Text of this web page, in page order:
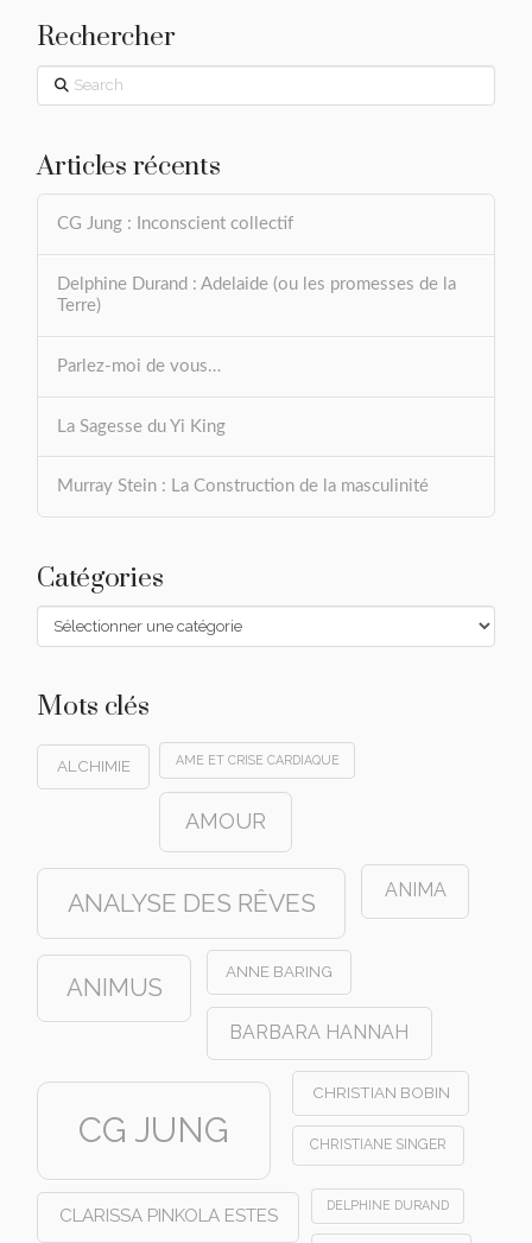
Rechercher
Search
Articles récents
CG Jung : Inconscient collectif
Delphine Durand : Adelaide (ou les promesses de la
Terre)
Parlez-moi de vous…
La Sagesse du Yi King
Murray Stein : La Construction de la masculinité
Catégories
Catégories
Mots clés
ALCHIMIE AME ET CRISE CARDIAQUE
AMOUR
ANALYSE DES RÊVES ANIMA
ANIMUS
ANNE BARING
BARBARA HANNAH
CG JUNG
CHRISTIAN BOBIN
CHRISTIANE SINGER
CLARISSA PINKOLA ESTES DELPHINE DURAND